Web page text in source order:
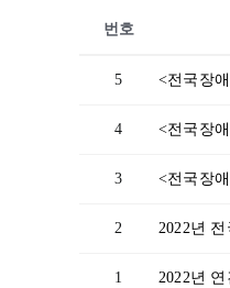
번호
5 <전국장
4 <전국장
3 <전국장
2 2022년
1 2022년